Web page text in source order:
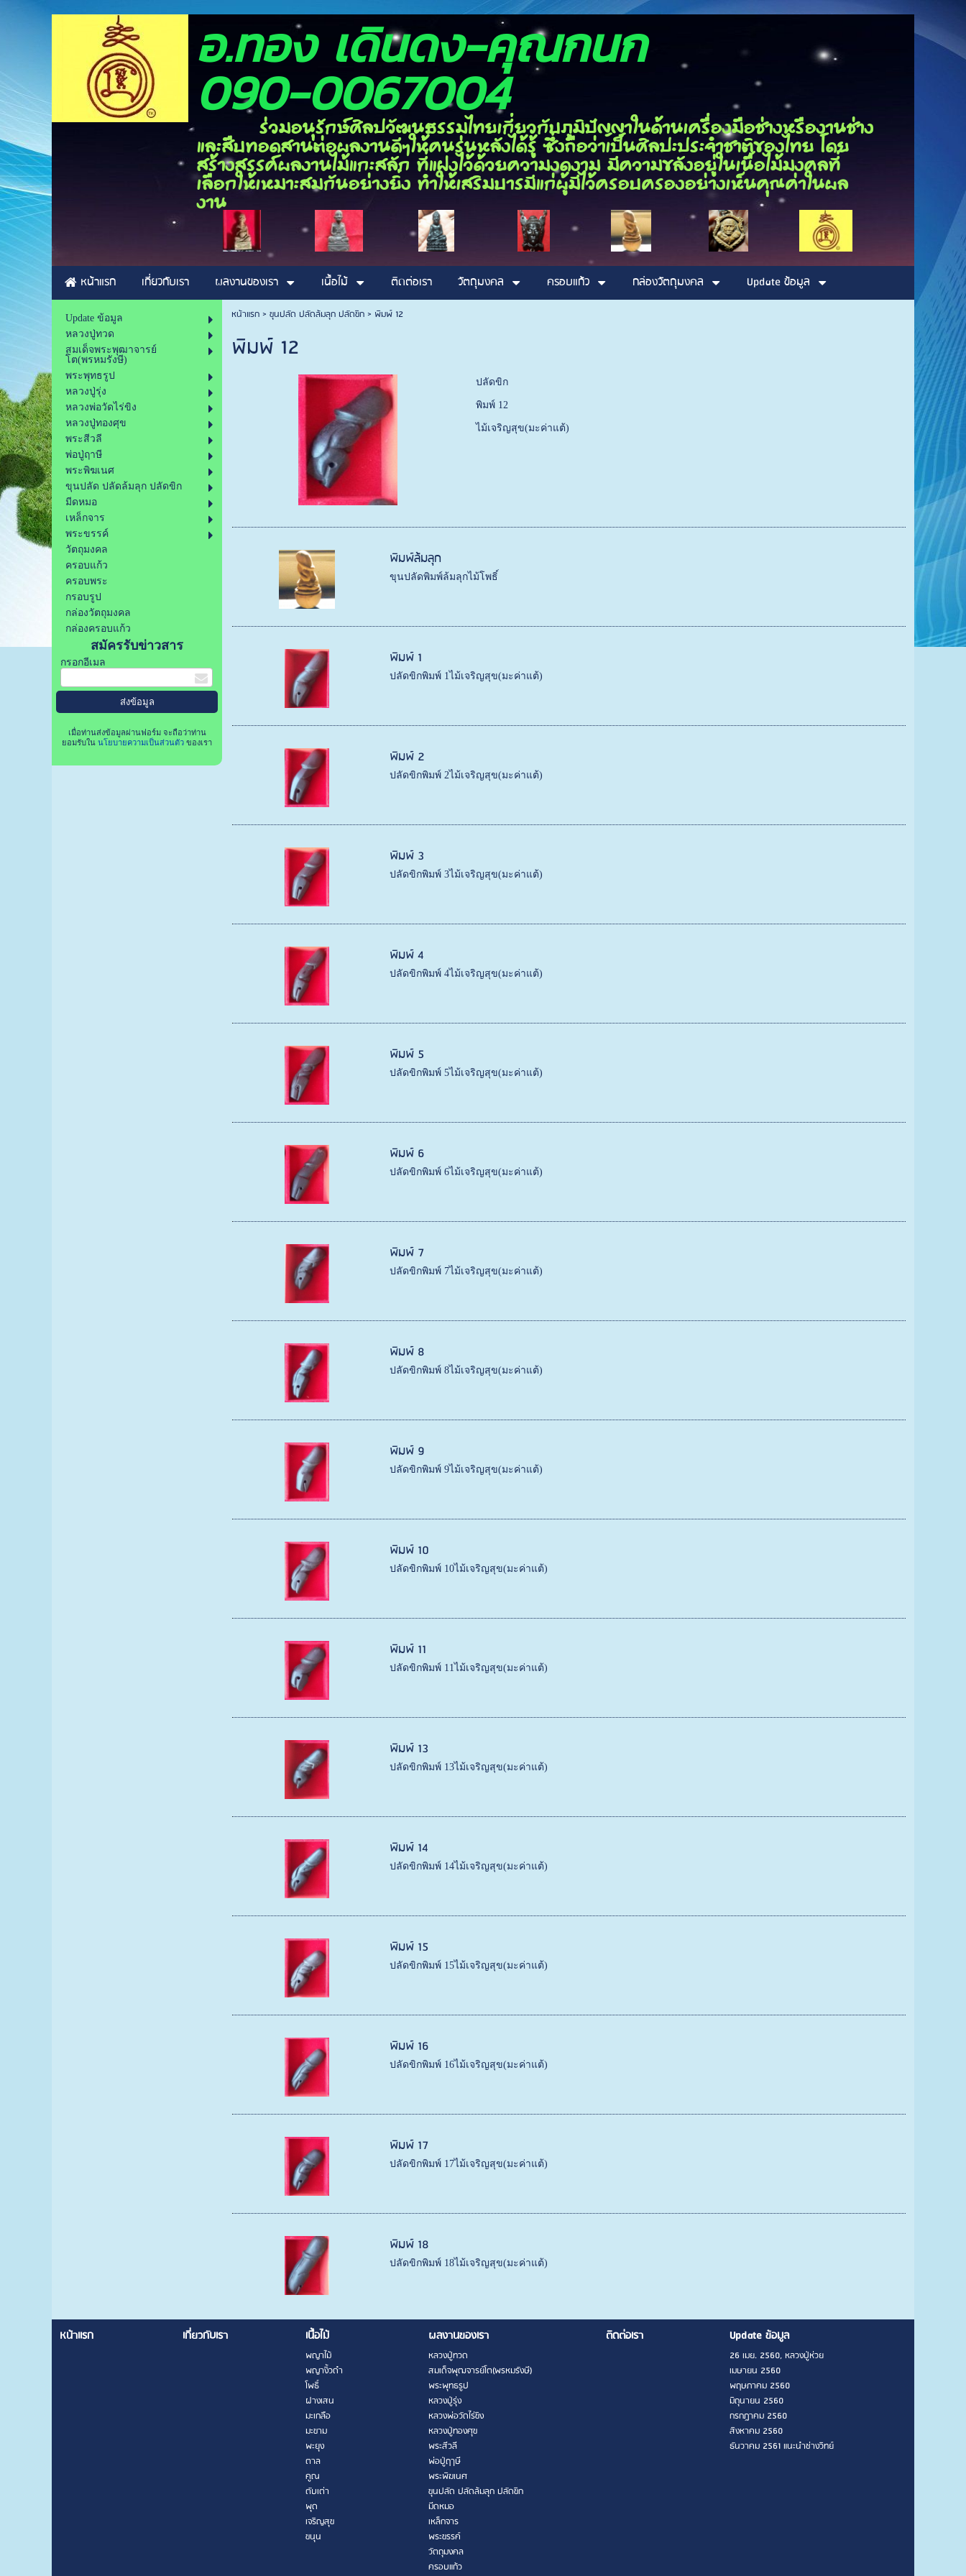
อ.ทอง เดินดง-คุณกนก
090-0067004
ร่วมอนุรักษ์ศิลปวัฒนธรรมไทยเกี่ยวกับภูมิปัญญาในด้านเครื่องมือช่างหรืองานช่าง
และสืบทอดสานต่อผลงานดีๆให้คนรุ่นหลังได้รู้ ซึ่งถือว่าเป็นศิลปะประจำชาติของไทย โดย
สร้างสรรค์ผลงานไม้แกะสลัก ที่แฝงไว้ด้วยความงดงาม มีความขลังอยู่ในเนื้อไม้มงคลที่
เลือกให้เหมาะสมกันอย่างยิ่ง ทำให้เสริมบารมีแก่ผู้มีไว้ครอบครองอย่างเห็นคุณค่าในผล
งาน
หน้าแรก เกี่ยวกับเรา ผลงานของเรา เนื้อไม้ ติดต่อเรา วัตถุมงคล ครอบแก้ว กล่องวัตถุมงคล Update ข้อมูล
Update ข้อมูล
หลวงปู่ทวด
สมเด็จพระพุฒาจารย์
โต(พรหมรังษี)
พระพุทธรูป
หลวงปู่รุ่ง
หลวงพ่อวัดไร่ขิง
หลวงปู่ทองศุข
พระสีวลี
พ่อปู่ฤาษี
พระพิฆเนศ
ขุนปลัด ปลัดล้มลุก ปลัดขิก
มีดหมอ
เหล็กจาร
พระขรรค์
วัตถุมงคล
ครอบแก้ว
ครอบพระ
กรอบรูป
กล่องวัตถุมงคล
กล่องครอบแก้ว
สมัครรับข่าวสาร
กรอกอีเมล
เมื่อท่านส่งข้อมูลผ่านฟอร์ม จะถือว่าท่าน
ยอมรับใน นโยบายความเป็นส่วนตัวของเรา
หน้าแรก> ขุนปลัด ปลัดล้มลุก ปลัดขิก> พิมพ์ 12
พิมพ์ 12
ปลัดขิก
พิมพ์ 12
ไม้เจริญสุข(มะค่าแต้)
พิมพ์ล้มลุก
ขุนปลัดพิมพ์ล้มลุกไม้โพธิ์
พิมพ์ 1
ปลัดขิกพิมพ์ 1ไม้เจริญสุข(มะค่าแต้)
พิมพ์ 2
ปลัดขิกพิมพ์ 2ไม้เจริญสุข(มะค่าแต้)
พิมพ์ 3
ปลัดขิกพิมพ์ 3ไม้เจริญสุข(มะค่าแต้)
พิมพ์ 4
ปลัดขิกพิมพ์ 4ไม้เจริญสุข(มะค่าแต้)
พิมพ์ 5
ปลัดขิกพิมพ์ 5ไม้เจริญสุข(มะค่าแต้)
พิมพ์ 6
ปลัดขิกพิมพ์ 6ไม้เจริญสุข(มะค่าแต้)
พิมพ์ 7
ปลัดขิกพิมพ์ 7ไม้เจริญสุข(มะค่าแต้)
พิมพ์ 8
ปลัดขิกพิมพ์ 8ไม้เจริญสุข(มะค่าแต้)
พิมพ์ 9
ปลัดขิกพิมพ์ 9ไม้เจริญสุข(มะค่าแต้)
พิมพ์ 10
ปลัดขิกพิมพ์ 10ไม้เจริญสุข(มะค่าแต้)
พิมพ์ 11
ปลัดขิกพิมพ์ 11ไม้เจริญสุข(มะค่าแต้)
พิมพ์ 13
ปลัดขิกพิมพ์ 13ไม้เจริญสุข(มะค่าแต้)
พิมพ์ 14
ปลัดขิกพิมพ์ 14ไม้เจริญสุข(มะค่าแต้)
พิมพ์ 15
ปลัดขิกพิมพ์ 15ไม้เจริญสุข(มะค่าแต้)
พิมพ์ 16
ปลัดขิกพิมพ์ 16ไม้เจริญสุข(มะค่าแต้)
พิมพ์ 17
ปลัดขิกพิมพ์ 17ไม้เจริญสุข(มะค่าแต้)
พิมพ์ 18
ปลัดขิกพิมพ์ 18ไม้เจริญสุข(มะค่าแต้)
หน้าแรก เกี่ยวกับเรา เนื้อไม้
พญาไม้
พญางิ้วดำ
โพธิ์
ฝางเสน
มะเกลือ
มะขาม
พะยุง
ตาล
คูณ
ตับเต่า
พุด
เจริญสุข
ขนุน
ผลงานของเรา
หลวงปู่ทวด
สมเด็จพุฒจารย์โต(พรหมรังษี)
พระพุทธรูป
หลวงปู่รุ่ง
หลวงพ่อวัดไร่ขิง
หลวงปู่ทองศุข
พระสีวลี
พ่อปู่ฤาษี
พระพิฆเนศ
ขุนปลัด ปลัดล้มลุก ปลัดขิก
มีดหมอ
เหล็กจาร
พระขรรค์
วัตถุมงคล
ครอบแก้ว
ติดต่อเรา Update ข้อมูล
26 เมย. 2560, หลวงปู่ห่วย
เมษายน 2560
พฤษภาคม 2560
มิถุนายน 2560
กรกฎาคม 2560
สิงหาคม 2560
ธันวาคม 2561 แนะนำช่างวิทย์